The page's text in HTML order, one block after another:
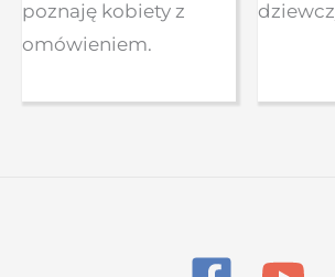
poznaję kobiety z
omówieniem.